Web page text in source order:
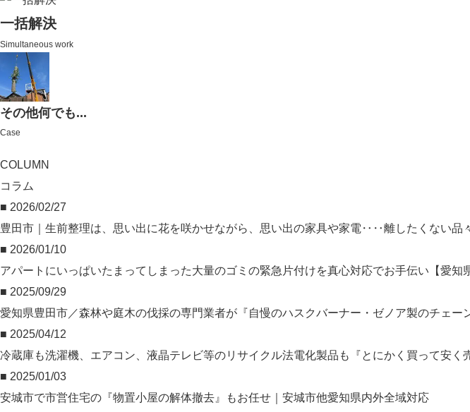
一括解決
Simultaneous work
その他何でも...
Case
COLUMN
コラム
■ 2026/02/27
豊田市｜生前整理は、思い出に花を咲かせながら、思い出の家具や家電‥‥離したくない品
■ 2026/01/10
アパートにいっぱいたまってしまった大量のゴミの緊急片付けを真心対応でお手伝い【愛知
■ 2025/09/29
愛知県豊田市／森林や庭木の伐採の専門業者が『自慢のハスクバーナー・ゼノア製のチェー
■ 2025/04/12
冷蔵庫も洗濯機、エアコン、液晶テレビ等のリサイクル法電化製品も『とにかく買って安
■ 2025/01/03
安城市で市営住宅の『物置小屋の解体撤去』もお任せ｜安城市他愛知県内外全域対応